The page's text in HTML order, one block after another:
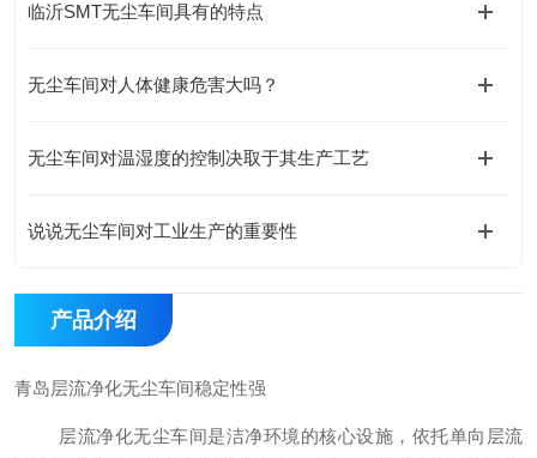
临沂SMT无尘车间具有的特点
无尘车间对人体健康危害大吗？
无尘车间对温湿度的控制决取于其生产工艺
说说无尘车间对工业生产的重要性
产品介绍
青岛层流净化无尘车间稳定性强
层流净化无尘车间是洁净环境的核心设施，依托单向层流